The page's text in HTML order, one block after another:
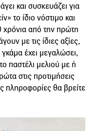
και συσκευάζει για
το ίδιο νόστιμο και
χρόνια από την πρώτη
με τις ίδιες αξίες,
έχει μεγαλώσει,
παστέλι μελιού με ή
στις προτιμήσεις
πληροφορίες θα βρείτε